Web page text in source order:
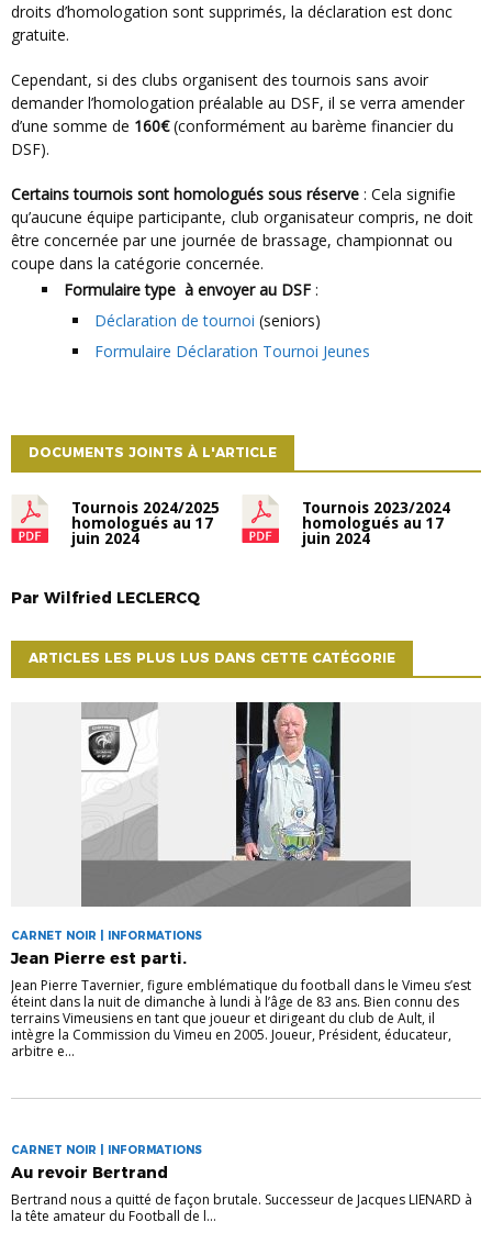
droits d’homologation sont supprimés, la déclaration est donc
gratuite.
Cependant, si des clubs organisent des tournois sans avoir
demander l’homologation préalable au DSF, il se verra amender
d’une somme de 160€(conformément au barème financier du
DSF).
Certains tournois sont homologués sous réserve : Cela signifie
qu’aucune équipe participante, club organisateur compris, ne doit
être concernée par une journée de brassage, championnat ou
coupe dans la catégorie concernée.
Formulaire type à envoyer au DSF :
Déclaration de tournoi (seniors)
Formulaire Déclaration Tournoi Jeunes
DOCUMENTS JOINTS À L'ARTICLE
Tournois 2024/2025
homologués au 17
juin 2024
Tournois 2023/2024
homologués au 17
juin 2024
Par Wilfried LECLERCQ
ARTICLES LES PLUS LUS DANS CETTE CATÉGORIE
CARNET NOIR | INFORMATIONS
Jean Pierre est parti.
Jean Pierre Tavernier, figure emblématique du football dans le Vimeu s’est
éteint dans la nuit de dimanche à lundi à l’âge de 83 ans. Bien connu des
terrains Vimeusiens en tant que joueur et dirigeant du club de Ault, il
intègre la Commission du Vimeu en 2005. Joueur, Président, éducateur,
arbitre e...
CARNET NOIR | INFORMATIONS
Au revoir Bertrand
Bertrand nous a quitté de façon brutale. Successeur de Jacques LIENARD à
la tête amateur du Football de l...